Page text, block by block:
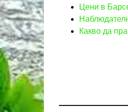
Цени в
Какво да